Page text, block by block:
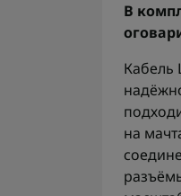
В
Кабель
на